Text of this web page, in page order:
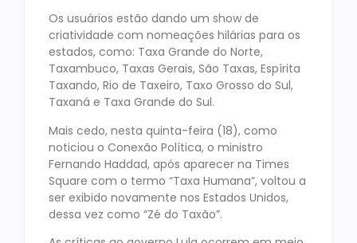
Os usuários estão dando um show de
criatividade com nomeações hilárias para os
estados, como: Taxa Grande do Norte,
Taxambuco, Taxas Gerais, São Taxas, Espírita
Taxando, Rio de Taxeiro, Taxo Grosso do Sul,
Taxaná e Taxa Grande do Sul.
Mais cedo, nesta quinta-feira (18), como
noticiou o Conexão Política, o ministro
Fernando Haddad, após aparecer na Times
Square com o termo “Taxa Humana”, voltou a
ser exibido novamente nos Estados Unidos,
dessa vez como “Zé do Taxão”.